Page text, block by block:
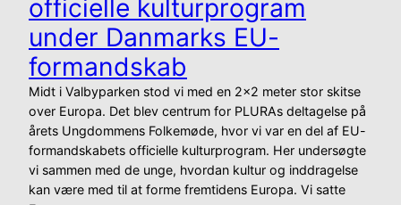
officielle kulturprogram
under Danmarks EU-
formandskab
Midt i Valbyparken stod vi med en 2×2 meter stor skitse
over Europa. Det blev centrum for PLURAs deltagelse på
årets Ungdommens Folkemøde, hvor vi var en del af EU-
formandskabets officielle kulturprogram. Her undersøgte
vi sammen med de unge, hvordan kultur og inddragelse
kan være med til at forme fremtidens Europa. Vi satte